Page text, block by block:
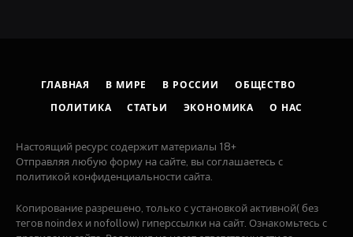
ГЛАВНАЯ В МИРЕ В РОССИИ ОБЩЕСТВО
ПОЛИТИКА СТАТЬИ ЭКОНОМИКА О НАС
Настоящий ресурс содержит материалы 18+
Отправляя любую форму на сайте, вы соглашаетесь с
политикой конфиденциальности сайта.
Копирование разрешено, только с установкой активной( без
тегов noindex и nofollow) гиперссылки на сайт. Ознакомьтесь с